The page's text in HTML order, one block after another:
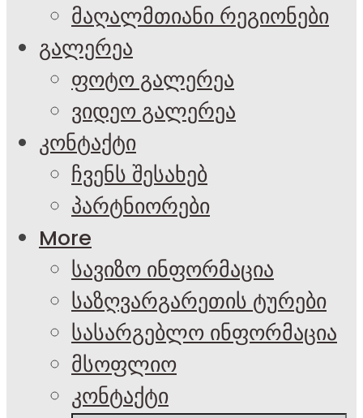
მაღალმთიანი რეგიონები
გალერეა
ფოტო გალერეა
ვიდეო გალერეა
კონტაქტი
ჩვენს შესახებ
პარტნიორები
More
სავიზო ინფორმაცია
საზღვარგარეთის ტურები
სასარგებლო ინფორმაცია
მსოფლიო
კონტაქტი